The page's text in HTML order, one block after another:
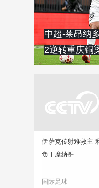
中超-莱昂纳
2逆转重庆铜
伊萨克传射难救主
负于摩纳哥
国际足球